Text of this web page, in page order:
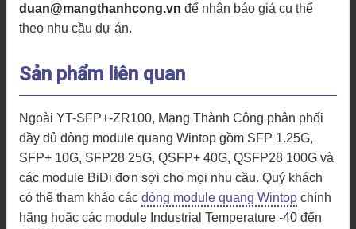
duan@mangthanhcong.vn để nhận báo giá cụ thể
theo nhu cầu dự án.
Sản phẩm liên quan
Ngoài YT-SFP+-ZR100, Mạng Thành Công phân phối
đầy đủ dòng module quang Wintop gồm SFP 1.25G,
SFP+ 10G, SFP28 25G, QSFP+ 40G, QSFP28 100G và
các module BiDi đơn sợi cho mọi nhu cầu. Quý khách
có thể tham khảo các dòng module quang Wintop chính
hãng hoặc các module Industrial Temperature -40 đến